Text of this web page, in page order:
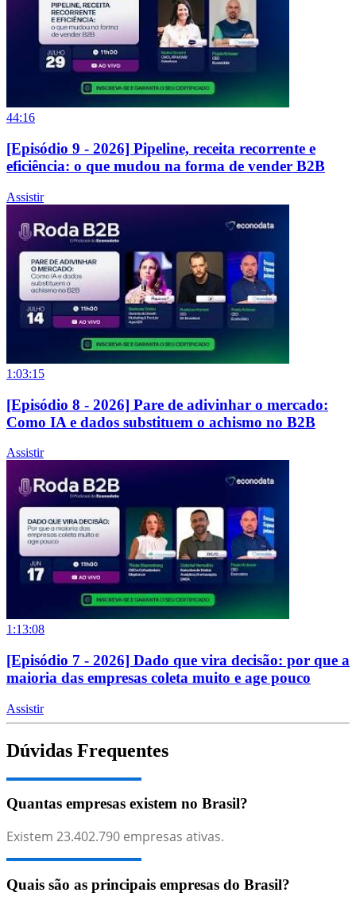
44:16
[Episódio 9 - 2026] Pipeline, receita recorrente e
eficiência: o que mudou na forma de vender B2B
Assistir
1:03:15
[Episódio 8 - 2026] Pare de adivinhar o mercado:
Como IA e dados substituem o achismo no B2B
Assistir
1:13:08
[Episódio 7 - 2026] Dado que vira decisão: por que a
maioria das empresas coleta muito e age pouco
Assistir
Dúvidas Frequentes
Quantas empresas existem no Brasil?
Existem 23.402.790 empresas ativas.
Quais são as principais empresas do Brasil?